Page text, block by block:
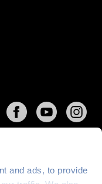
and ads, to provide